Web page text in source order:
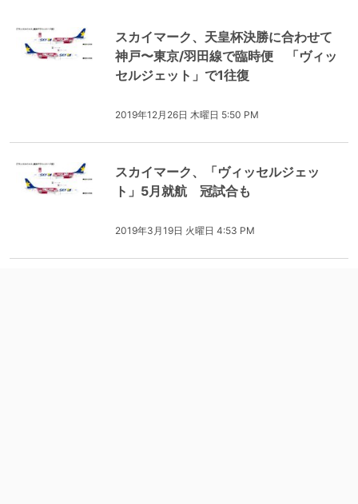
スカイマーク、天皇杯決勝に合わせて
神戸〜東京/羽田線で臨時便 「ヴィッ
セルジェット」で1往復
2019年12月26日 木曜日 5:50 PM
スカイマーク、「ヴィッセルジェッ
ト」5月就航 冠試合も
2019年3月19日 火曜日 4:53 PM